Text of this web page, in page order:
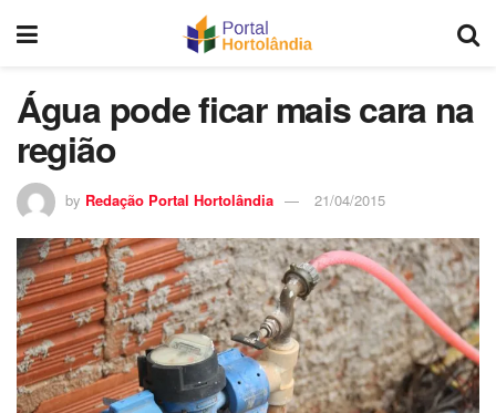
Água pode ficar mais cara na
região
by Redação Portal Hortolândia 21/04/2015